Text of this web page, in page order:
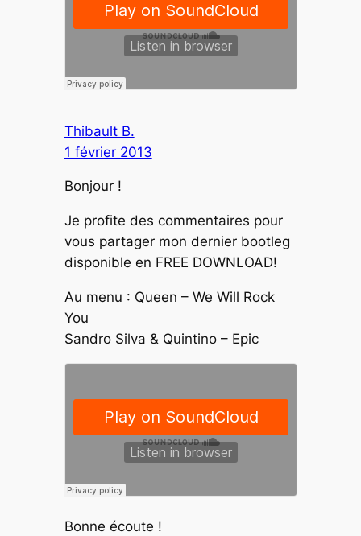
Thibault B.
1 février 2013
Bonjour !
Je profite des commentaires pour
vous partager mon dernier bootleg
disponible en FREE DOWNLOAD!
Au menu : Queen – We Will Rock
You
Sandro Silva & Quintino – Epic
Bonne écoute !